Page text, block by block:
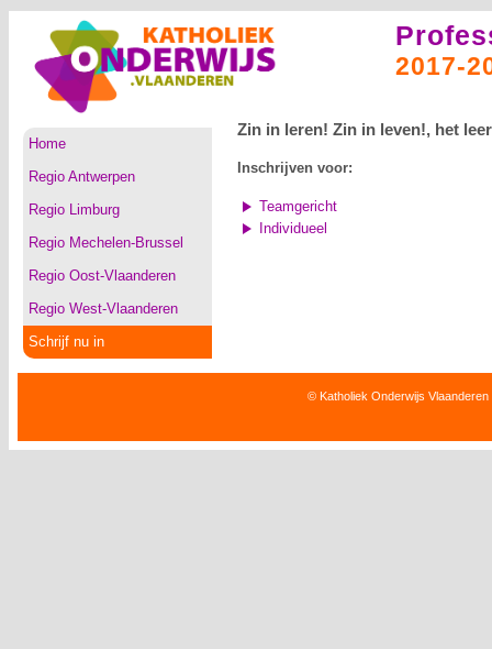
2017-
Home
Regio Antwerpen
Regio Limburg
Regio Mechelen-Brussel
Regio Oost-Vlaanderen
Regio West-Vlaanderen
Schrijf nu in
Zin in leren! Zin in leven!, het
Inschrijven voor:
Teamgericht
Individueel
© Katholiek Onderwijs